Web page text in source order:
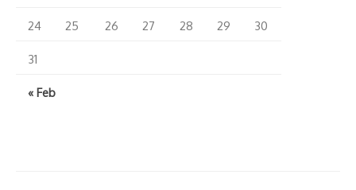
« Feb
24 25 26 27 28 29 30
31